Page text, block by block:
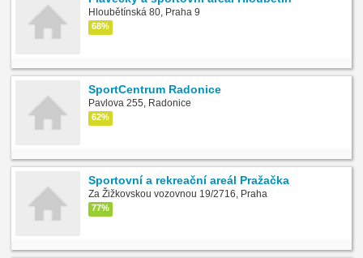
Hloubětínská 80, Praha 9
68%
SportCentrum Radonice
Pavlova 255, Radonice
62%
Sportovní a rekreační areál Pražačka
Za Žižkovskou vozovnou 19/2716, Praha
77%